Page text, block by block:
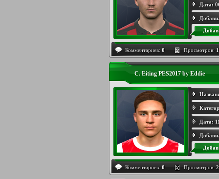
Дата:
Комментариев: 0 Просмотров:
C. Eiting PES2017 by Eddie
Дата:
Комментариев: 0 Просмотров: